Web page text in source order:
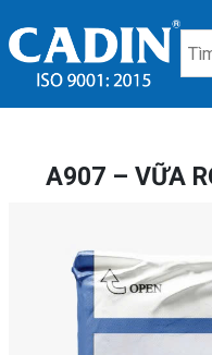
A907 – VỮA